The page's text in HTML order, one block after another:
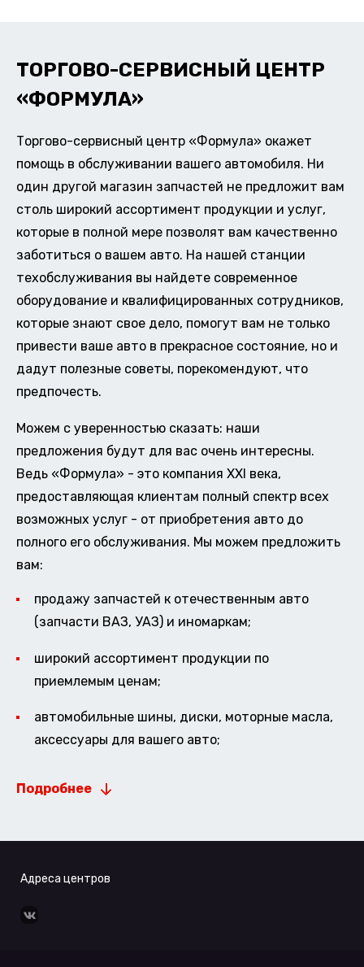
ТОРГОВО-СЕРВИСНЫЙ ЦЕНТР
«ФОРМУЛА»
Торгово-сервисный центр «Формула» окажет
помощь в обслуживании вашего автомобиля. Ни
один другой магазин запчастей не предложит вам
столь широкий ассортимент продукции и услуг,
которые в полной мере позволят вам качественно
заботиться о вашем авто. На нашей станции
техобслуживания вы найдете современное
оборудование и квалифицированных сотрудников,
которые знают свое дело, помогут вам не только
привести ваше авто в прекрасное состояние, но и
дадут полезные советы, порекомендуют, что
предпочесть.
Можем с уверенностью сказать: наши
предложения будут для вас очень интересны.
Ведь «Формула» - это компания XXI века,
предоставляющая клиентам полный спектр всех
возможных услуг - от приобретения авто до
полного его обслуживания. Мы можем предложить
вам:
продажу запчастей к отечественным авто
(запчасти ВАЗ, УАЗ) и иномаркам;
широкий ассортимент продукции по
приемлемым ценам;
автомобильные шины, диски, моторные масла,
аксессуары для вашего авто;
Подробнее
Адреса центров